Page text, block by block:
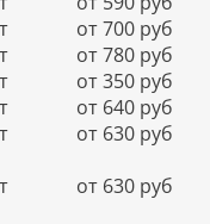
от 700 руб
от 780 руб
от 350 руб
от 640 руб
от 630 руб
от 630 руб